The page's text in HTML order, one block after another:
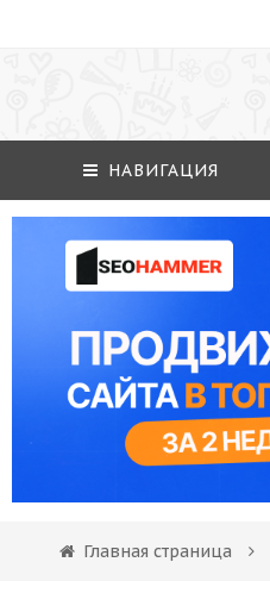
НАВИГАЦИЯ
Главная страница